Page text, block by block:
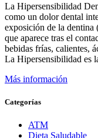
La Hipersensibilidad
como un dolor dental
exposición de la dentina
que aparece tras el
bebidas frías, calientes,
La Hipersensibilidad es
Más información
Categorías
ATM
Dieta Saludable